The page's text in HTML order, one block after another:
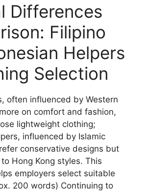
Differences
Filipino
Helpers
Selection
often influenced by Western
on comfort and fashion,
lightweight clothing;
influenced by Islamic
conservative designs but
Hong Kong styles. This
employers select suitable
200 words) Continuing to